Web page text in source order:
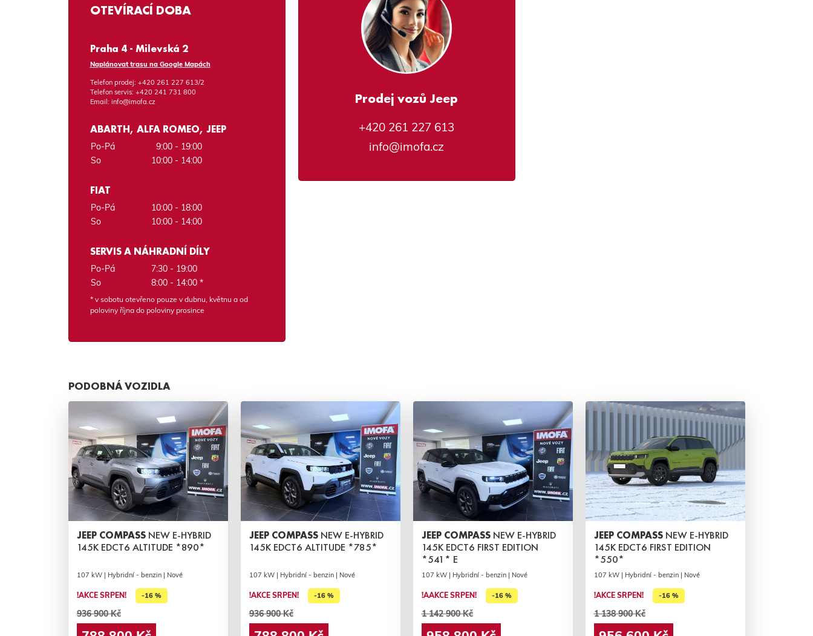
OTEVÍRACÍ DOBA
Praha 4 - Milevská 2
Naplánovat trasu na Google Mapách
Telefon prodej: +420 261 227 613/2
Telefon servis: +420 241 731 800
Email: info@imofa.cz
ABARTH, ALFA ROMEO, JEEP
Po-Pá
9:00 - 19:00
So
10:00 - 14:00
FIAT
Po-Pá
10:00 - 18:00
So
10:00 - 14:00
SERVIS A NÁHRADNÍ DÍLY
Po-Pá
7:30 - 19:00
So
8:00 - 14:00 *
* v sobotu otevřeno pouze v dubnu, květnu a od
poloviny října do poloviny prosince
Prodej vozů Jeep
+420 261 227 613
info@imofa.cz
PODOBNÁ VOZIDLA
JEEP COMPASS NEW E-HYBRID
145K EDCT6 ALTITUDE *890*
107 kW | Hybridní - benzin | Nové
!AKCE SRPEN! -16 %
936 900 Kč
JEEP COMPASS NEW E-HYBRID
145K EDCT6 ALTITUDE *785*
107 kW | Hybridní - benzin | Nové
!AKCE SRPEN! -16 %
936 900 Kč
JEEP COMPASS NEW E-HYBRID
145K EDCT6 FIRST EDITION
*541* E
107 kW | Hybridní - benzin | Nové
!AAKCE SRPEN! -16 %
1 142 900 Kč
JEEP COMPASS NEW E-HYBRID
145K EDCT6 FIRST EDITION
*550*
107 kW | Hybridní - benzin | Nové
!AKCE SRPEN! -16 %
1 138 900 Kč